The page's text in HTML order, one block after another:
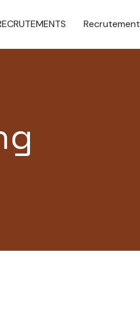
Recrutement